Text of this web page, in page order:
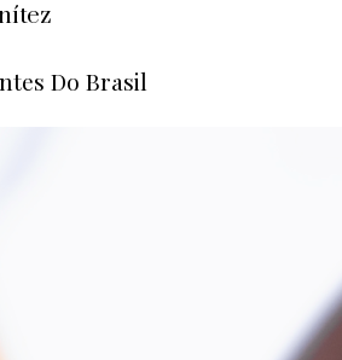
Do Brasil